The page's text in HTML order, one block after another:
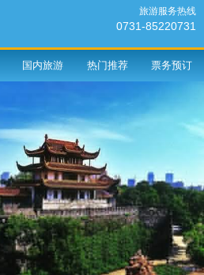
旅游服务热线
0731-85220731
国内旅游 热门推荐 票务预订